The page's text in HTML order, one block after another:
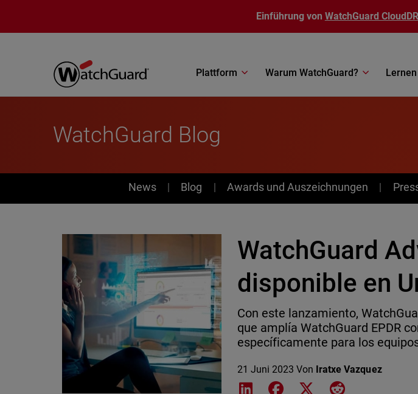
Einführung von WatchGuard CloudDR
Plattform Warum WatchGuard? Lernen
WatchGuard Blog
News
News Blog Awards und Auszeichnungen
WatchGuard
disponible en
Con este lanzamiento,
que amplía WatchGuard EPDR
específicamente para los
21 Juni 2023 Von Iratxe Vazquez
Share on LinkedIn
Share on Facebook
Share on XShare on Reddit